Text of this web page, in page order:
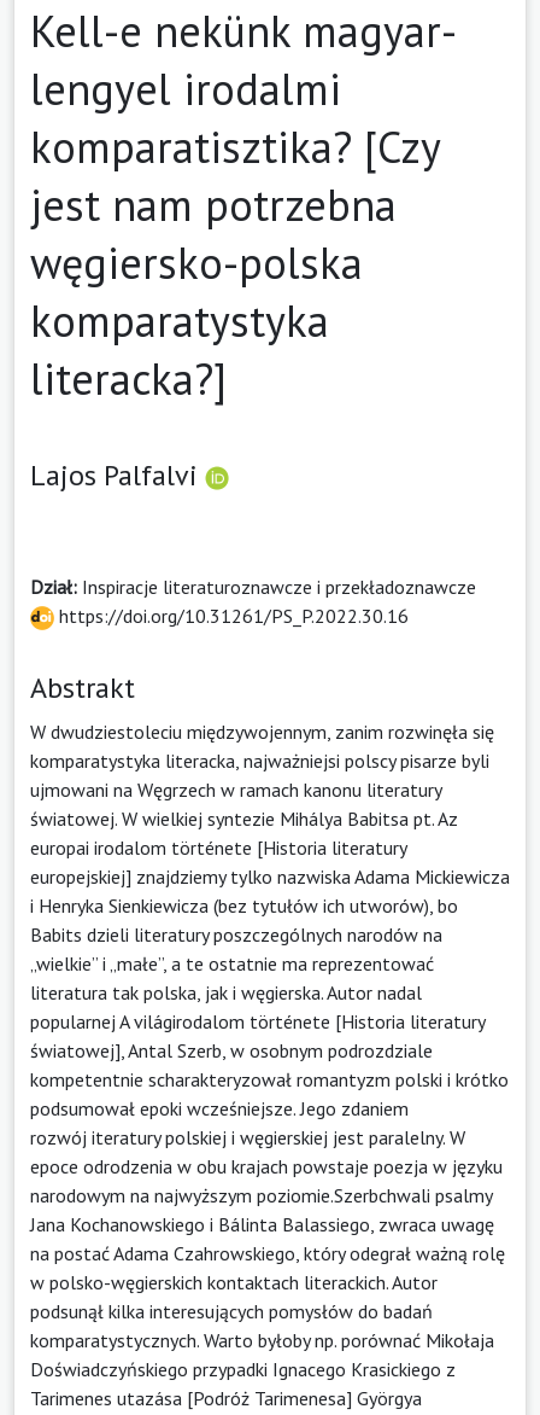
Kell-e nekünk magyar-
lengyel irodalmi
komparatisztika? [Czy
jest nam potrzebna
węgiersko-polska
komparatystyka
literacka?]
Lajos Palfalvi
Dział: Inspiracje literaturoznawcze i przekładoznawcze
https://doi.org/10.31261/PS_P.2022.30.16
Abstrakt
W dwudziestoleciu międzywojennym, zanim rozwinęła się
komparatystyka literacka, najważniejsi polscy pisarze byli
ujmowani na Węgrzech w ramach kanonu literatury
światowej. W wielkiej syntezie Mihálya Babitsa pt. Az
europai irodalom története [Historia literatury
europejskiej] znajdziemy tylko nazwiska Adama Mickiewicza
i Henryka Sienkiewicza (bez tytułów ich utworów), bo
Babits dzieli literatury poszczególnych narodów na
„wielkie” i „małe”, a te ostatnie ma reprezentować
literatura tak polska, jak i węgierska. Autor nadal
popularnej A világirodalom története [Historia literatury
światowej], Antal Szerb, w osobnym podrozdziale
kompetentnie scharakteryzował romantyzm polski i krótko
podsumował epoki wcześniejsze. Jego zdaniem
rozwój iteratury polskiej i węgierskiej jest paralelny. W
epoce odrodzenia w obu krajach powstaje poezja w języku
narodowym na najwyższym poziomie.Szerbchwali psalmy
Jana Kochanowskiego i Bálinta Balassiego, zwraca uwagę
na postać Adama Czahrowskiego, który odegrał ważną rolę
w polsko-węgierskich kontaktach literackich. Autor
podsunął kilka interesujących pomysłów do badań
komparatystycznych. Warto byłoby np. porównać Mikołaja
Doświadczyńskiego przypadki Ignacego Krasickiego z
Tarimenes utazása [Podróż Tarimenesa] Györgya